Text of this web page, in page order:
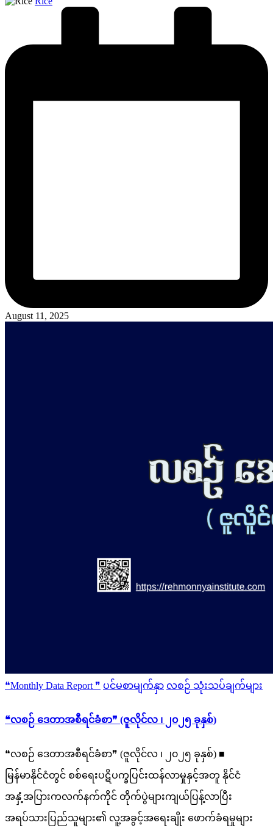
August 11, 2025
Posted
in
❝Monthly Data Report ❞ ပင်မစာမျက်နှာ လစဉ် သုံးသပ်ချက်များ
❝လစဉ် ဒေတာအစီရင်ခံစာ❞ (ဇူလိုင်လ ၊ ၂၀၂၅ ခုနှစ်)
❝လစဉ် ဒေတာအစီရင်ခံစာ❞ (ဇူလိုင်လ ၊ ၂၀၂၅ ခုနှစ်) ■
မြန်မာနိုင်ငံတွင် စစ်ရေးပဋိပက္ခပြင်းထန်လာမှုနှင့်အတူ နိုင်ငံ
အနှံ့အပြားကလက်နက်ကိုင် တိုက်ပွဲများကျယ်ပြန့်လာပြီး
အရပ်သားပြည်သူများ၏ လူ့အခွင့်အရေးချိုး ဖောက်ခံရမှုများ